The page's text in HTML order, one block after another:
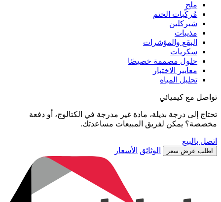
ملح
مُركّبات الختم
شيركلين
مذيبات
البقع والمؤشرات
سكريات
حلول مصممة خصيصًا
معايير الاختبار
تحليل المياه
تواصل مع كيميائي
تحتاج إلى درجة بديلة، مادة غير مدرجة في الكتالوج، أو دفعة
مخصصة؟ يمكن لفريق المبيعات مساعدتك.
اتصل بالبيع
اطلب عرض سعر الوثائق الأسعار